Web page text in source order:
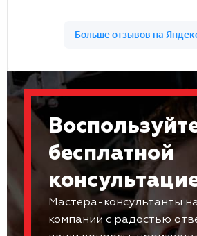
бесплатной
Мастера-консультанты
компании с радостью